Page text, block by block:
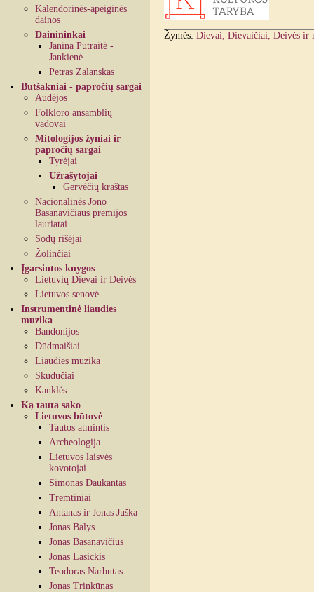
Kalendorinės-apeiginės
dainos
Dainininkai
Janina Putraitė -
Jankienė
Petras Zalanskas
Butšakniai - papročių sargai
Audėjos
Folkloro ansamblių
vadovai
Mitologijos žyniai ir
papročių sargai
Tyrėjai
Užrašytojai
Gervėčių kraštas
Nacionalinės Jono
Basanavičiaus premijos
lauriatai
Sodų rišėjai
Žolinčiai
Įgarsintos knygos
Lietuvių Dievai ir Deivės
Lietuvos senovė
Instrumentinė liaudies
muzika
Bandonijos
Dūdmaišiai
Liaudies muzika
Skudučiai
Kanklės
Ką tauta sako
Lietuvos būtovė
Tautos atmintis
Archeologija
Lietuvos laisvės
kovotojai
Simonas Daukantas
Tremtiniai
Antanas ir Jonas Juška
Jonas Balys
Jonas Basanavičius
Jonas Lasickis
Teodoras Narbutas
Jonas Trinkūnas
Žymės: Dievai, Dievaičiai, Deivės ir